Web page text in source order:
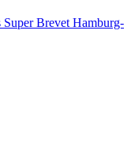
Brevet Hamburg-